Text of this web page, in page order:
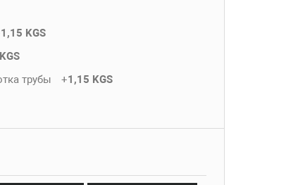
1,15 KGS
трубы
+1,15 KGS